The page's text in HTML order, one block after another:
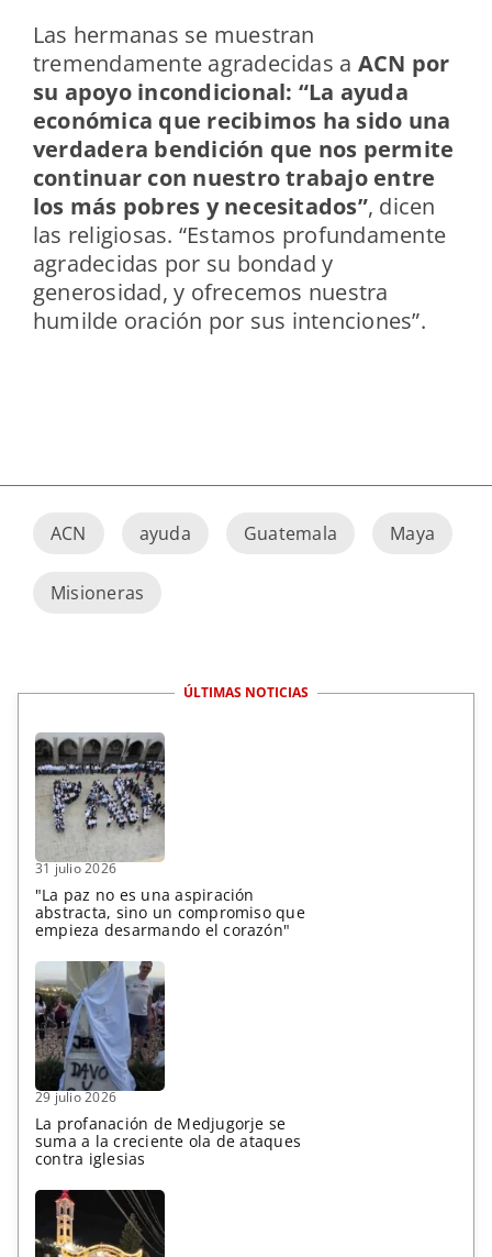
Las hermanas se muestran
tremendamente agradecidas a ACN por
su apoyo incondicional: “La ayuda
económica que recibimos ha sido una
verdadera bendición que nos permite
continuar con nuestro trabajo entre
los más pobres y necesitados”, dicen
las religiosas. “Estamos profundamente
agradecidas por su bondad y
generosidad, y ofrecemos nuestra
humilde oración por sus intenciones”.
ACN ayuda Guatemala Maya
Misioneras
ÚLTIMAS NOTICIAS
31 julio 2026
"La paz no es una aspiración
abstracta, sino un compromiso que
empieza desarmando el corazón"
29 julio 2026
La profanación de Medjugorje se
suma a la creciente ola de ataques
contra iglesias